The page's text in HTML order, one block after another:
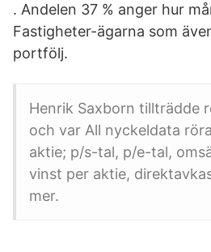
. Andelen 37 % anger hur
Fastigheter-ägarna som
portfölj.
Henrik Saxborn tillträdde
och var All nyckeldata
aktie; p/s-tal, p/e-tal,
vinst per aktie,
mer.